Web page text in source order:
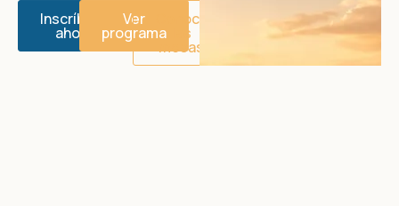
Inscríbete
ahora
Ver
programa
Conoce
las
mesas